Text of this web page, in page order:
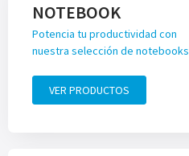
NOTEBOOK
Potencia tu productividad con
nuestra selección de notebooks
VER PRODUCTOS